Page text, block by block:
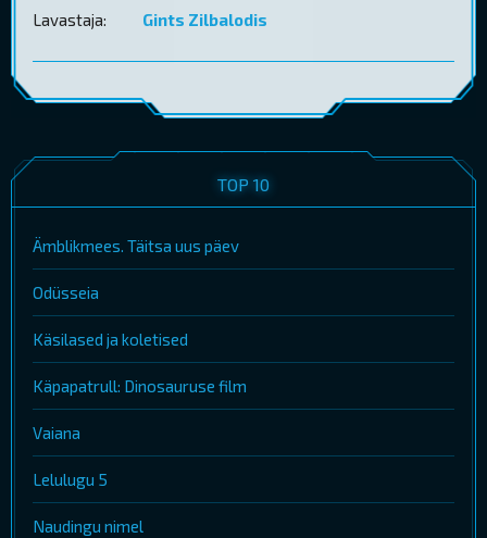
Lavastaja:
Gints Zilbalodis
TOP 10
Ämblikmees. Täitsa uus päev
Odüsseia
Käsilased ja koletised
Käpapatrull: Dinosauruse film
Vaiana
Lelulugu 5
Naudingu nimel